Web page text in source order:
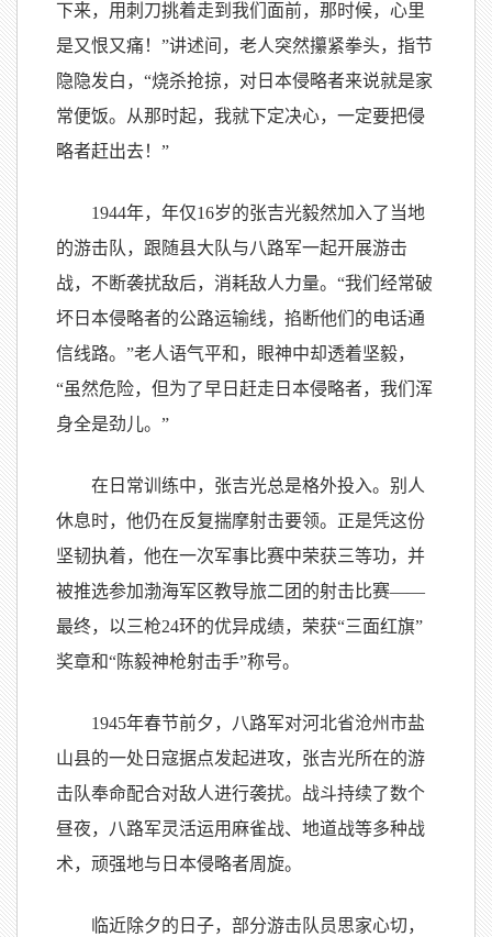
下来，用刺刀挑着走到我们面前，那时候，心里
是又恨又痛！”讲述间，老人突然攥紧拳头，指节
隐隐发白，“烧杀抢掠，对日本侵略者来说就是家
常便饭。从那时起，我就下定决心，一定要把侵
略者赶出去！”
1944年，年仅16岁的张吉光毅然加入了当地
的游击队，跟随县大队与八路军一起开展游击
战，不断袭扰敌后，消耗敌人力量。“我们经常破
坏日本侵略者的公路运输线，掐断他们的电话通
信线路。”老人语气平和，眼神中却透着坚毅，
“虽然危险，但为了早日赶走日本侵略者，我们浑
身全是劲儿。”
在日常训练中，张吉光总是格外投入。别人
休息时，他仍在反复揣摩射击要领。正是凭这份
坚韧执着，他在一次军事比赛中荣获三等功，并
被推选参加渤海军区教导旅二团的射击比赛——
最终，以三枪24环的优异成绩，荣获“三面红旗”
奖章和“陈毅神枪射击手”称号。
1945年春节前夕，八路军对河北省沧州市盐
山县的一处日寇据点发起进攻，张吉光所在的游
击队奉命配合对敌人进行袭扰。战斗持续了数个
昼夜，八路军灵活运用麻雀战、地道战等多种战
术，顽强地与日本侵略者周旋。
临近除夕的日子，部分游击队员思家心切，